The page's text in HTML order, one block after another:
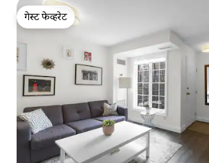
गेस्ट फेव्हरेट
गेस्ट फेव्हरेट